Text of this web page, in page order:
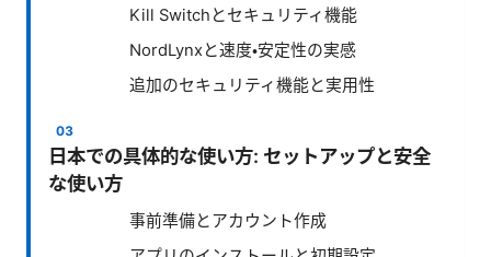
Kill Switchとセキュリティ機能
NordLynxと速度・安定性の実感
追加のセキュリティ機能と実用性
日本での具体的な使い方: セットアップと安全
な使い方
事前準備とアカウント作成